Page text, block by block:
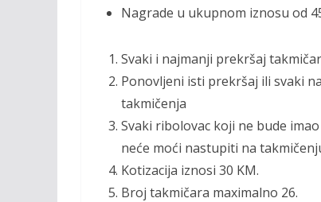
Nagrade u ukupnom iznosu od
Svaki i najmanji prekršaj
Ponovljeni isti prekršaj ili svaki
takmičenja
Svaki ribolovac koji ne bude
neće moći nastupiti na
Kotizacija iznosi 30 KM.
Broj takmičara maximalno 26.